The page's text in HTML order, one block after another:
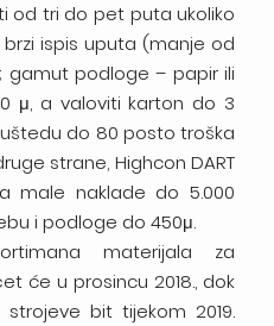
od tri do pet puta ukoliko
ispis uputa (manje od
gamut podloge – papir ili
μ, a valoviti karton do 3
do 80 posto troška
strane, Highcon DART
male naklade do 5.000
i podloge do 450μ.
materijala za
će u prosincu 2018., dok
bit tijekom 2019.